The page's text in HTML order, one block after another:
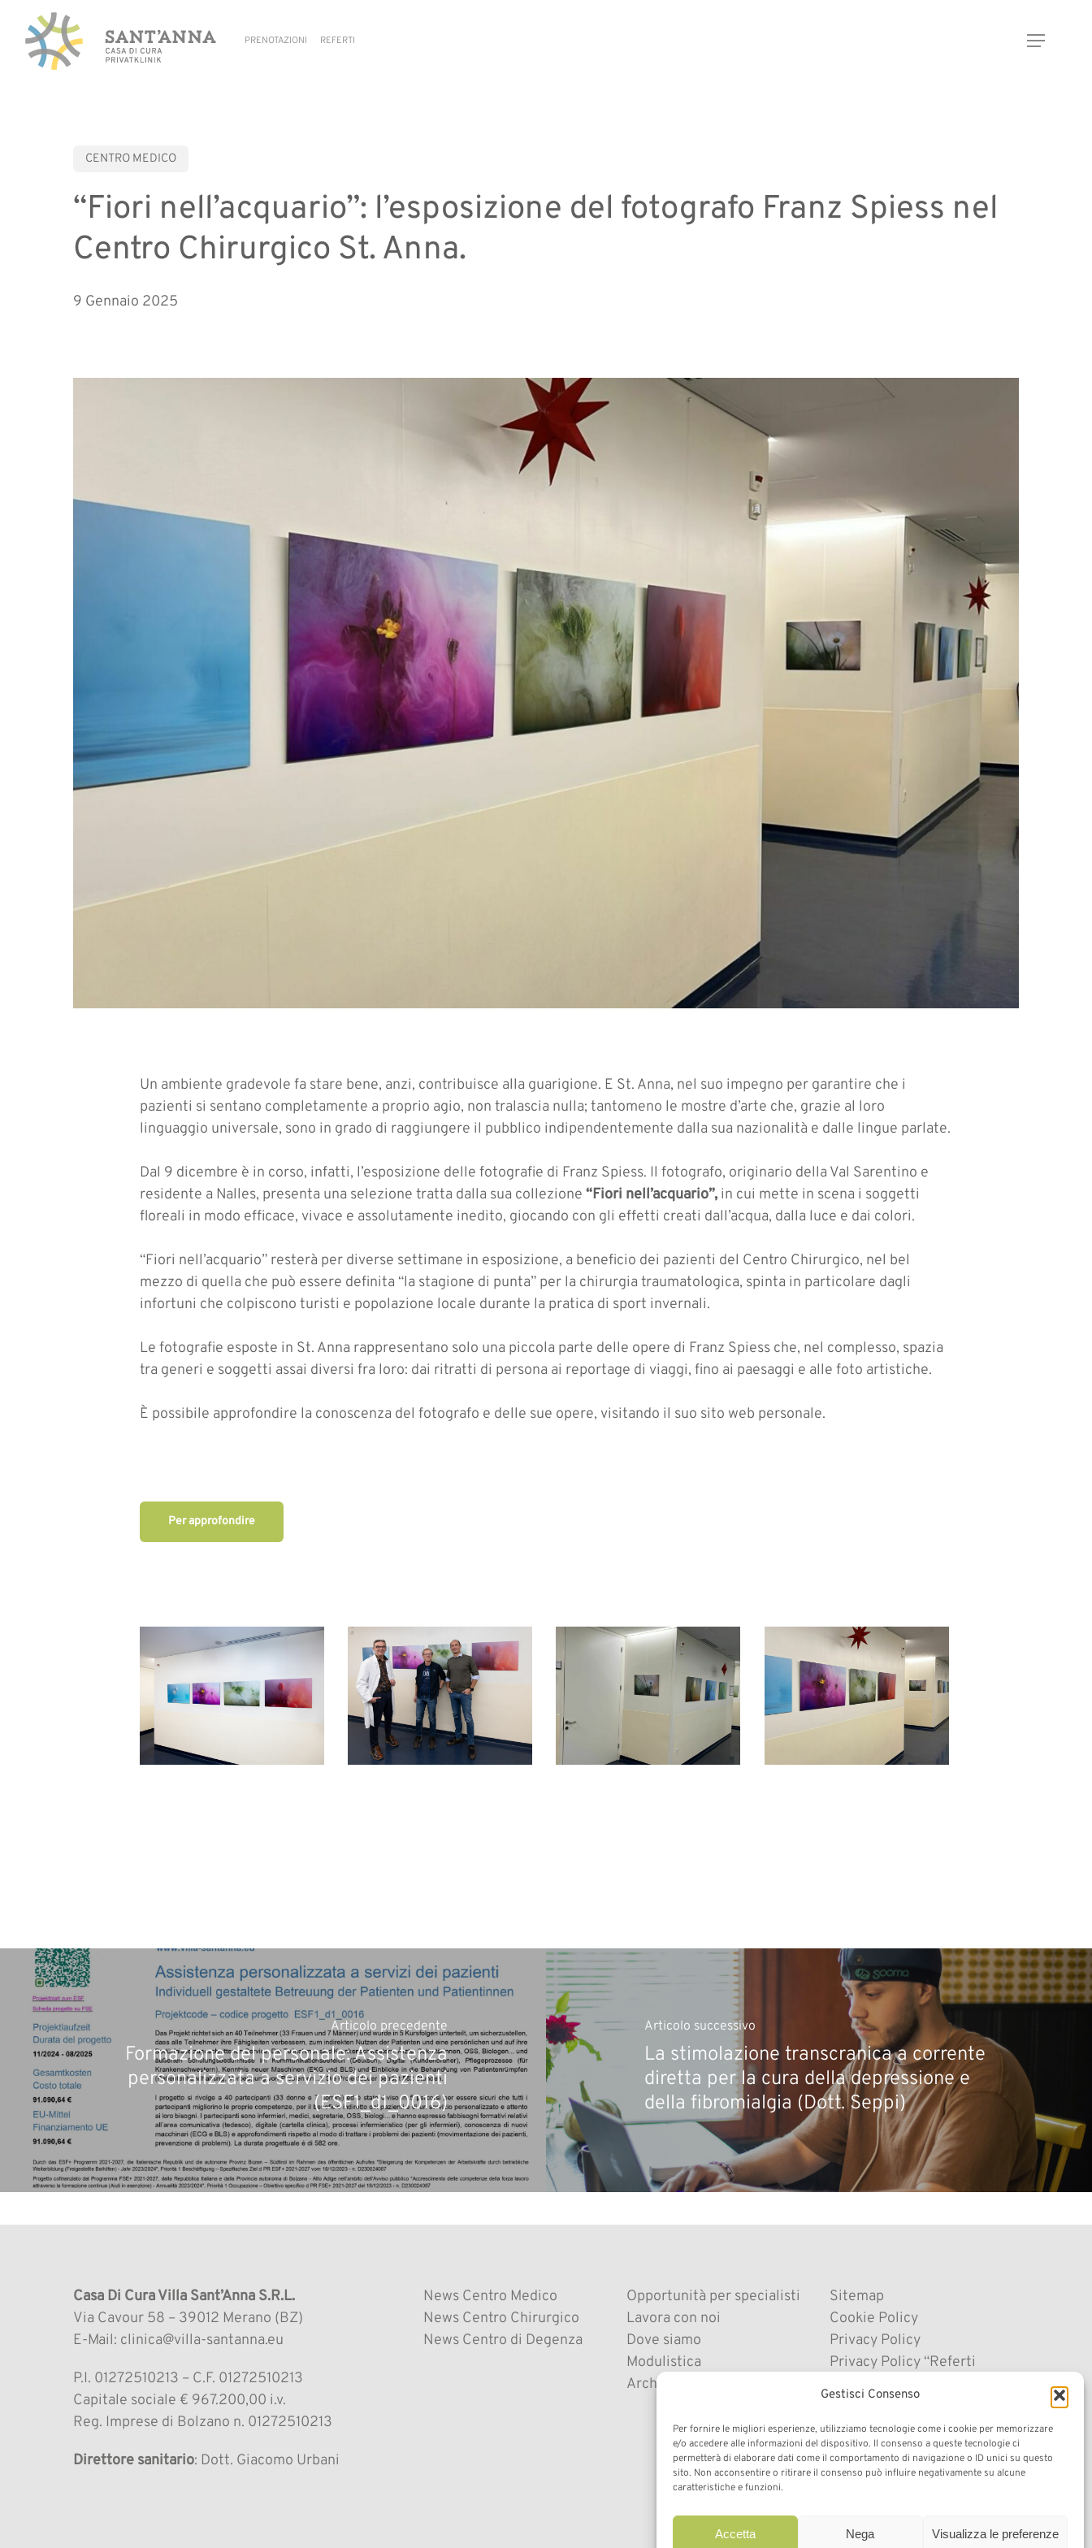
Gestisci Consenso
Per fornire le migliori esperienze, utilizziamo tecnologie come i cookie per memorizzare
e/o accedere alle informazioni del dispositivo. Il consenso a queste tecnologie ci
permetterà di elaborare dati come il comportamento di navigazione o ID unici su questo
sito. Non acconsentire o ritirare il consenso può influire negativamente su alcune
caratteristiche e funzioni.
Accetta Nega Visualizza le preferenze
main
PRENOTAZIONI REFERTI Menu
CENTRO MEDICO
“Fiori nell’acquario”: l’esposizione del fotografo Franz Spiess nel
Centro Chirurgico St. Anna.
9 Gennaio 2025
Un ambiente gradevole fa stare bene, anzi, contribuisce alla guarigione. E St. Anna, nel suo impegno per garantire che i
pazienti si sentano completamente a proprio agio, non tralascia nulla; tantomeno le mostre d’arte che, grazie al loro
linguaggio universale, sono in grado di raggiungere il pubblico indipendentemente dalla sua nazionalità e dalle lingue parlate.
Dal 9 dicembre è in corso, infatti, l’esposizione delle fotografie di Franz Spiess. Il fotografo, originario della Val Sarentino e
residente a Nalles, presenta una selezione tratta dalla sua collezione“Fiori nell’acquario”, in cui mette in scena i soggetti
floreali in modo efficace, vivace e assolutamente inedito, giocando con gli effetti creati dall’acqua, dalla luce e dai colori.
“Fiori nell’acquario” resterà per diverse settimane in esposizione, a beneficio dei pazienti del Centro Chirurgico, nel bel
mezzo di quella che può essere definita “la stagione di punta” per la chirurgia traumatologica, spinta in particolare dagli
infortuni che colpiscono turisti e popolazione locale durante la pratica di sport invernali.
Le fotografie esposte in St. Anna rappresentano solo una piccola parte delle opere di Franz Spiess che, nel complesso, spazia
tra generi e soggetti assai diversi fra loro: dai ritratti di persona ai reportage di viaggi, fino ai paesaggi e alle foto artistiche.
È possibile approfondire la conoscenza del fotografo e delle sue opere, visitando il suo sito web personale.
Per approfondire
G24_2654b1
20241221-
WA0001
Articolo precedente
Formazione del personale: Assistenza
personalizzata a servizio dei pazienti
(ESF1_d1_0016)
Articolo successivo
La stimolazione transcranica a corrente
diretta per la cura della depressione e
della fibromialgia (Dott. Seppi)
Casa Di Cura Villa Sant’Anna S.R.L.
Via Cavour 58 – 39012 Merano (BZ)
E-Mail: clinica@villa-santanna.eu
P.I. 01272510213 – C.F. 01272510213
Capitale sociale € 967.200,00 i.v.
Reg. Imprese di Bolzano n. 01272510213
Direttore sanitario: Dott. Giacomo Urbani
News Centro Medico
News Centro Chirurgico
News Centro di Degenza
Opportunità per specialisti
Lavora con noi
Dove siamo
Modulistica
Archivio News
Sitemap
Cookie Policy
Privacy Policy
Privacy Policy “Referti
Online”
Impressum
Cookie Policy (UE)